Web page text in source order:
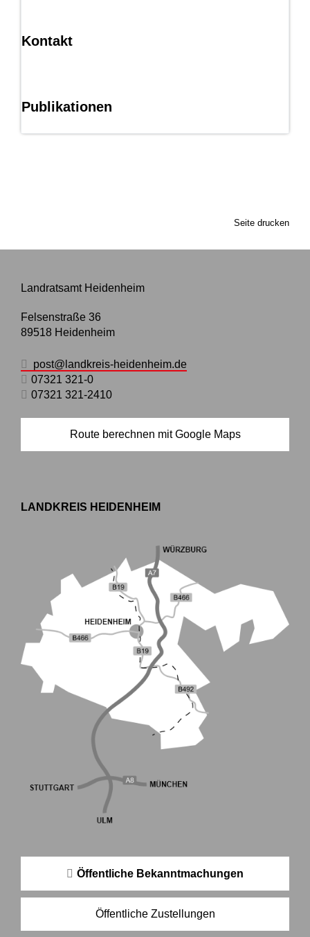
Kontakt
Publikationen
Seite drucken
Landratsamt Heidenheim
Felsenstraße 36
89518 Heidenheim
post@landkreis-heidenheim.de
07321 321-0
07321 321-2410
Route berechnen mit Google Maps
LANDKREIS HEIDENHEIM
Öffentliche Bekanntmachungen
Öffentliche Zustellungen